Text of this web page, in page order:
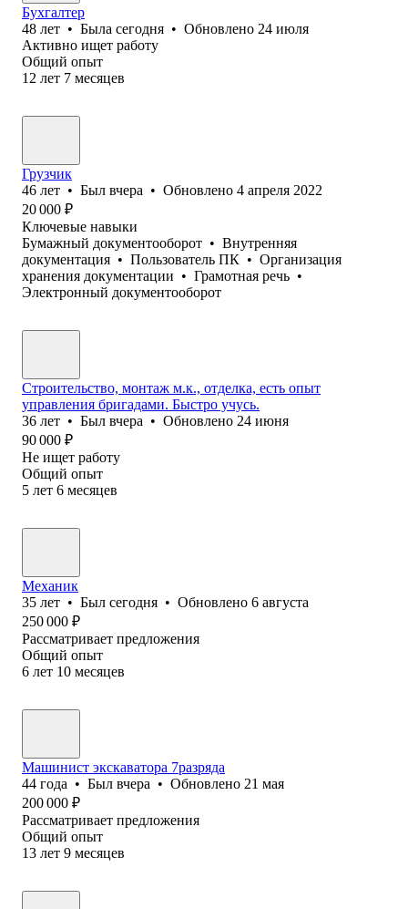
Бухгалтер
48 лет • Была сегодня • Обновлено 24 июля
Активно ищет работу
Общий опыт
12 лет 7 месяцев
Грузчик
46 лет • Был вчера • Обновлено 4 апреля 2022
20 000 ₽
Ключевые навыки
Бумажный документооборот • Внутренняя
документация • Пользователь ПК • Организация
хранения документации • Грамотная речь •
Электронный документооборот
Строительство, монтаж м.к., отделка, есть опыт
управления бригадами. Быстро учусь.
36 лет • Был вчера • Обновлено 24 июня
90 000 ₽
Не ищет работу
Общий опыт
5 лет 6 месяцев
Механик
35 лет • Был сегодня • Обновлено 6 августа
250 000 ₽
Рассматривает предложения
Общий опыт
6 лет 10 месяцев
Машинист экскаватора 7разряда
44 года • Был вчера • Обновлено 21 мая
200 000 ₽
Рассматривает предложения
Общий опыт
13 лет 9 месяцев